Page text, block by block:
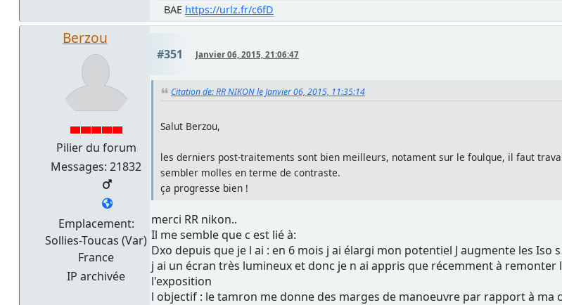
BAE https://urlz.fr/c6fD
Berzou
Pilier du forum
Messages: 21832
Emplacement:
Sollies-Toucas (Var)
France
IP archivée
#351 Janvier 06, 2015, 21:06:47
Citation de: RR NIKON le Janvier 06, 2015, 11:35:14
Salut Berzou,
les derniers post-traitements sont bien meilleurs, notament sur le foulque, il faut
sembler molles en terme de contraste.
ça progresse bien !
merci RR nikon..
Il me semble que c est lié à:
Dxo depuis que je l ai : en 6 mois j ai élargi mon potentiel J augmente les Iso
j ai un écran très lumineux et donc je n ai appris que récemment à
l'exposition
l objectif : le tamron me donne des marges de manoeuvre par rapport à ma